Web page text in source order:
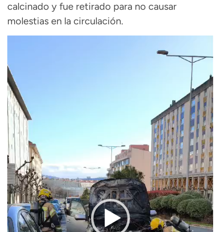
calcinado y fue retirado para no causar
molestias en la circulación.
vídeo